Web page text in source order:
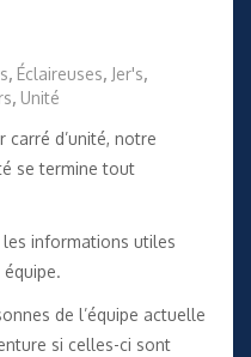
, Éclaireuses, Jer's,
, Unité
carré d’unité, notre
se termine tout
informations utiles
de l’équipe actuelle
si celles-ci sont